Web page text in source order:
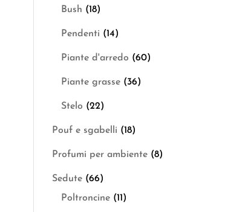
Bush (18)
Pendenti (14)
Piante d'arredo (60)
Piante grasse (36)
Stelo (22)
Pouf e sgabelli (18)
Profumi per ambiente (8)
Sedute (66)
Poltroncine (11)